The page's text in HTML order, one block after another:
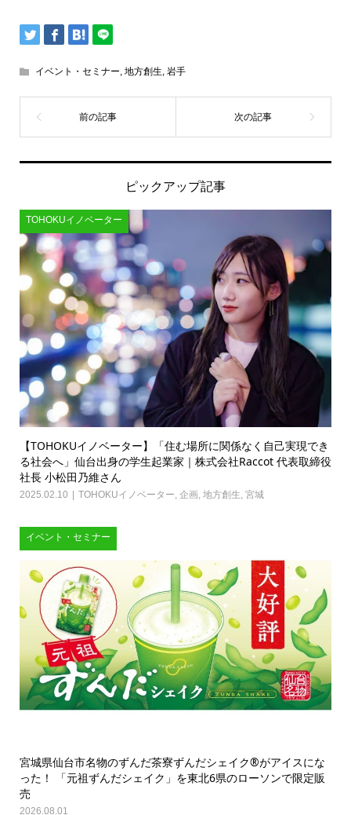
イベント・セミナー, 地方創生, 岩手
ピックアップ記事
TOHOKUイノベーター
【TOHOKUイノベーター】「住む場所に関係なく自己実現でき
る社会へ」仙台出身の学生起業家｜株式会社Raccot 代表取締役
社長 小松田乃維さん
2025.02.10 TOHOKUイノベーター 企画, 地方創生 宮城
イベント・セミナー
宮城県仙台市名物のずんだ茶寮ずんだシェイク®がアイスにな
った！ 「元祖ずんだシェイク」を東北6県のローソンで限定販
売
2026.08.01